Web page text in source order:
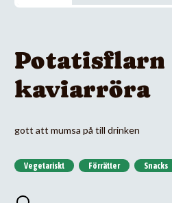
Potatisflarn
kaviarröra
gott att mumsa på till drinken
Vegetariskt Förrätter Snacks